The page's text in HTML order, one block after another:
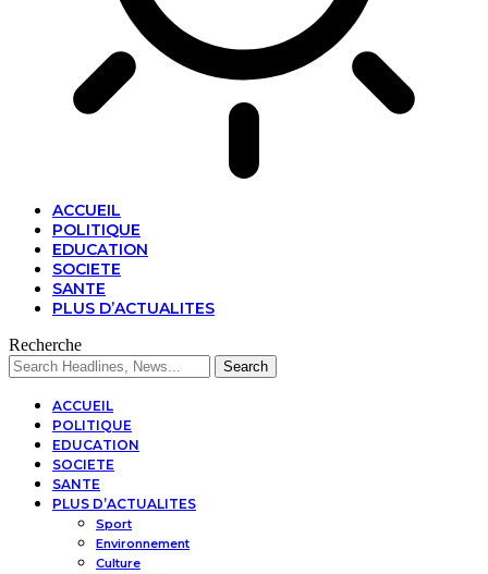
ACCUEIL
POLITIQUE
EDUCATION
SOCIETE
SANTE
PLUS D’ACTUALITES
Recherche
ACCUEIL
POLITIQUE
EDUCATION
SOCIETE
SANTE
PLUS D’ACTUALITES
Sport
Environnement
Culture